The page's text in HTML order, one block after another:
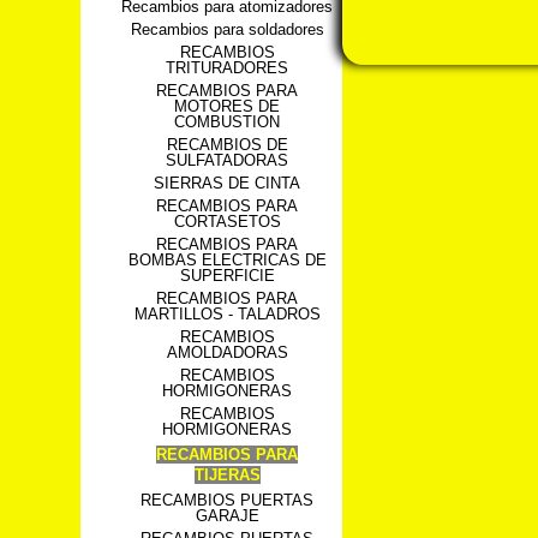
Recambios para atomizadores
Recambios para soldadores
RECAMBIOS
TRITURADORES
RECAMBIOS PARA
MOTORES DE
COMBUSTION
RECAMBIOS DE
SULFATADORAS
SIERRAS DE CINTA
RECAMBIOS PARA
CORTASETOS
RECAMBIOS PARA
BOMBAS ELECTRICAS DE
SUPERFICIE
RECAMBIOS PARA
MARTILLOS - TALADROS
RECAMBIOS
AMOLDADORAS
RECAMBIOS
HORMIGONERAS
RECAMBIOS
HORMIGONERAS
RECAMBIOS PARA
TIJERAS
RECAMBIOS PUERTAS
GARAJE